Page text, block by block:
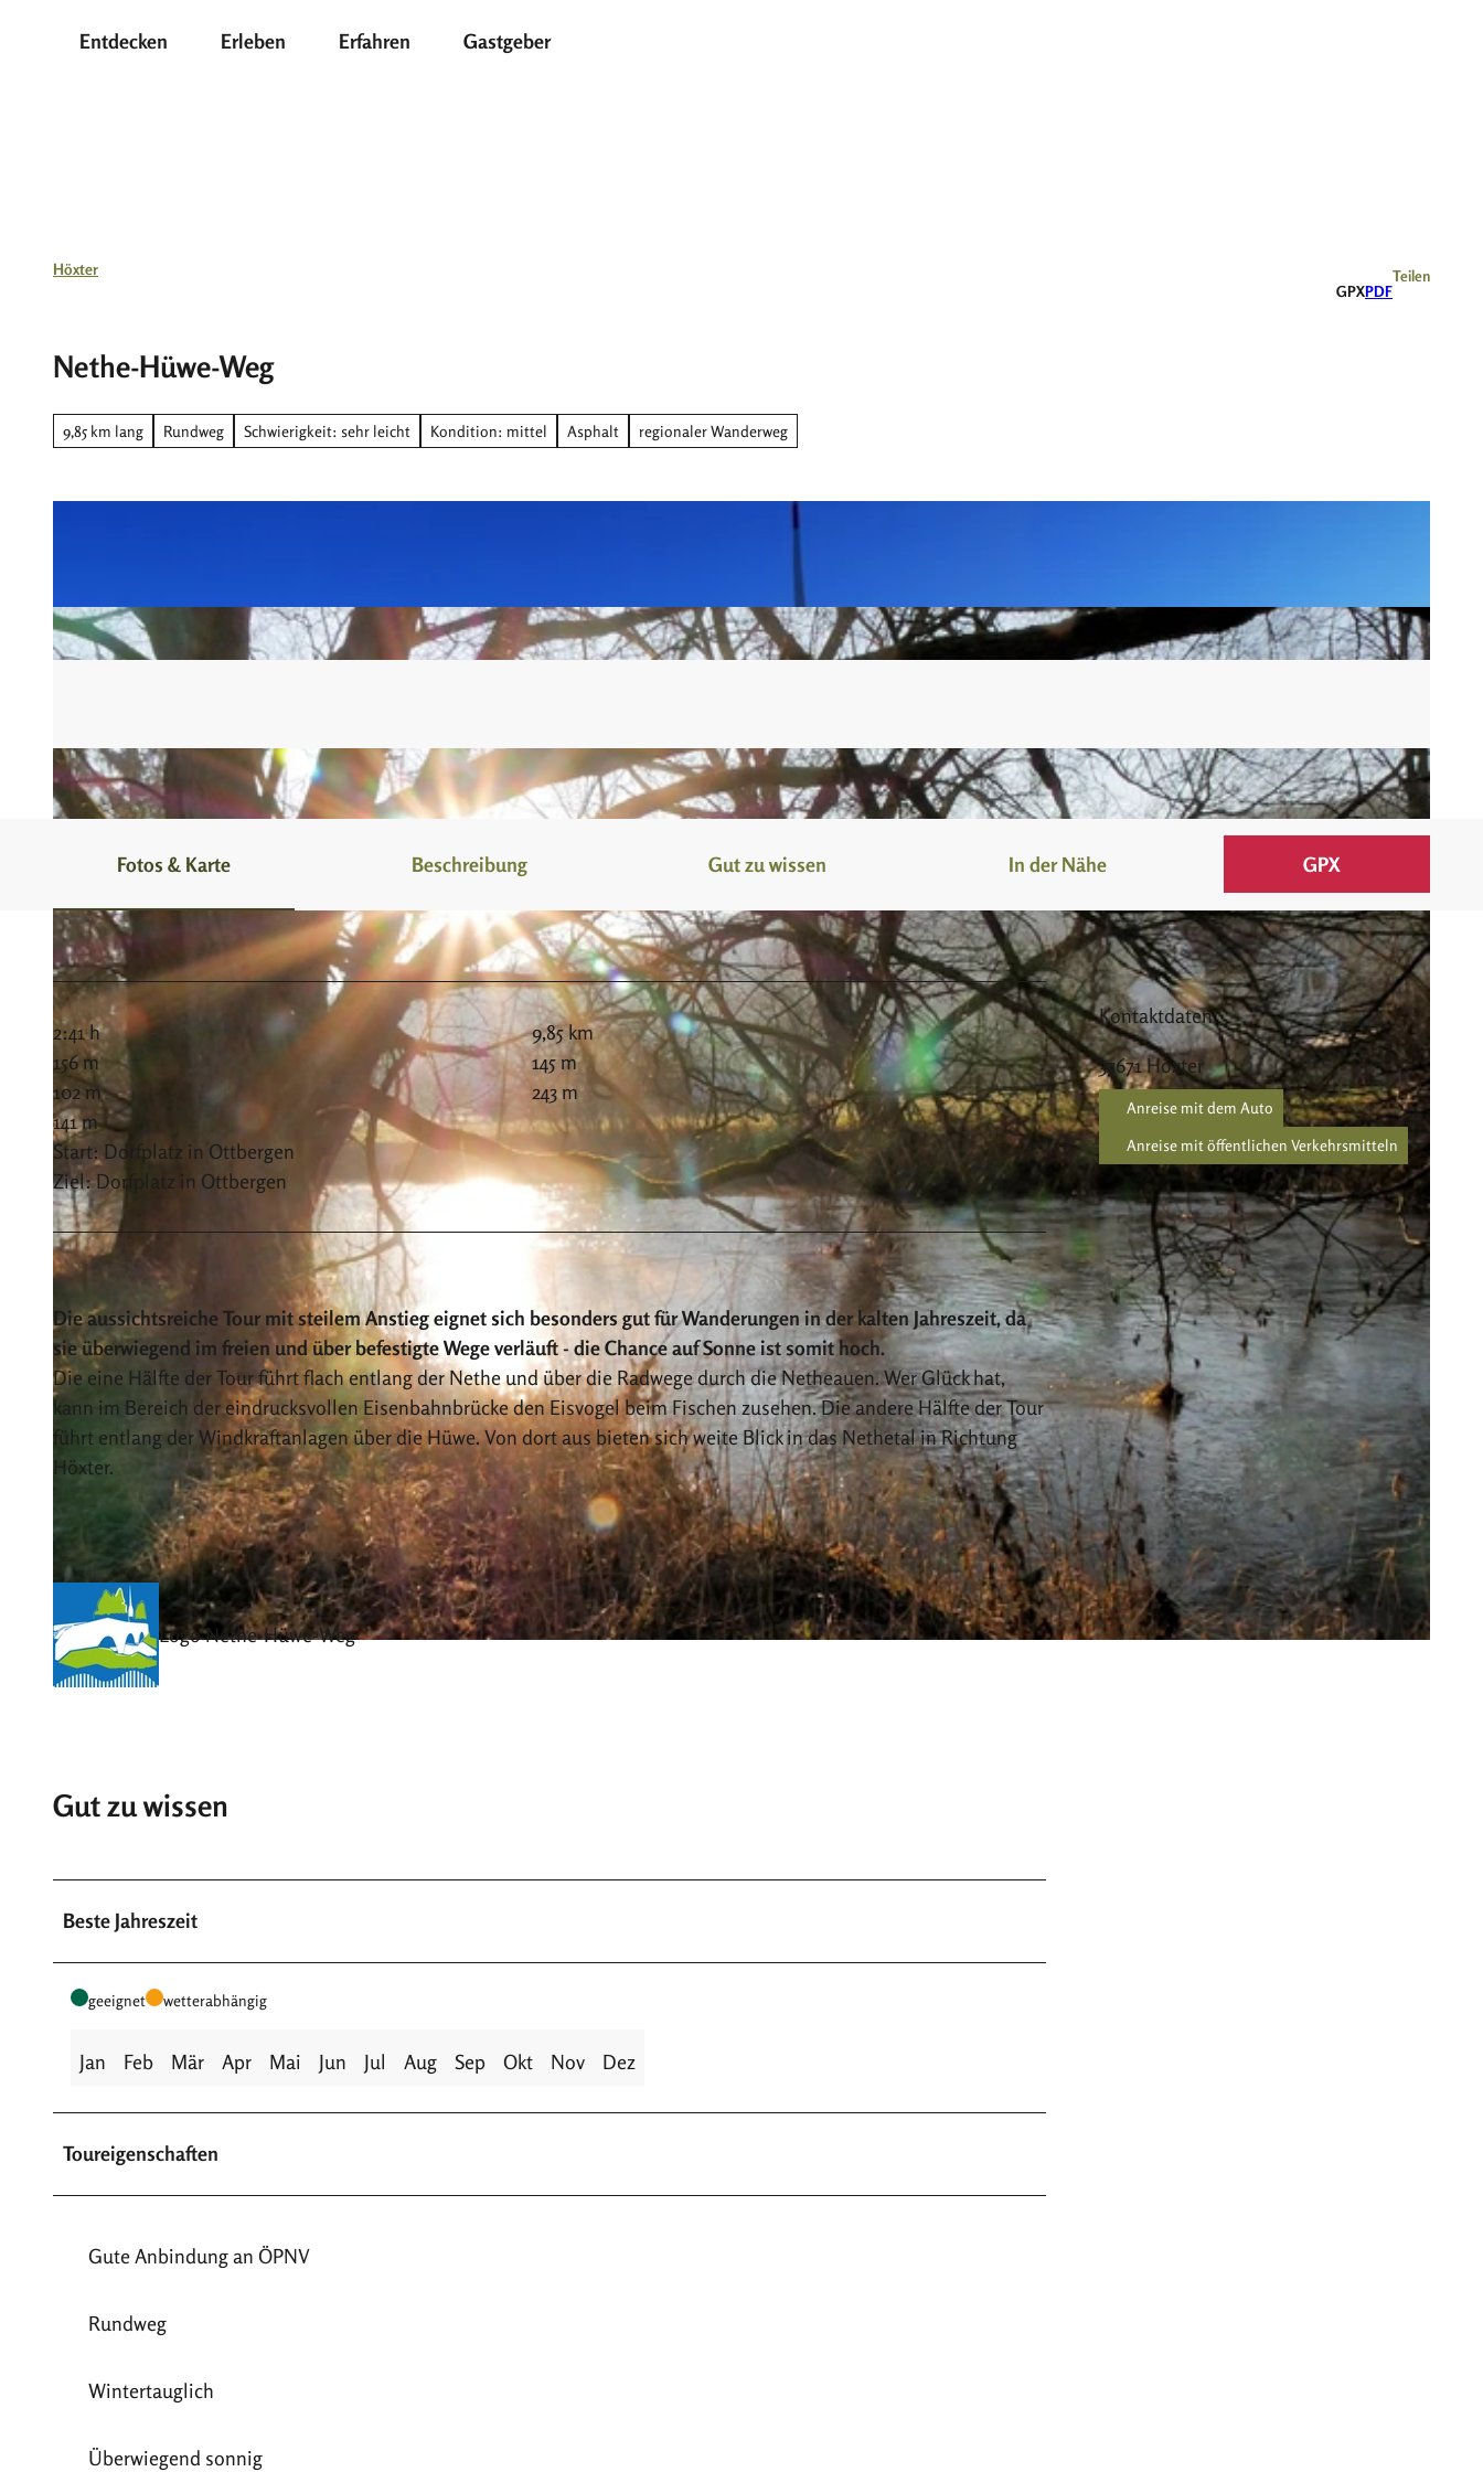
Entdecken Erleben Erfahren Gastgeber
Höxter
GPXPDF
Teilen
Nethe-Hüwe-Weg
9,85 km lang Rundweg Schwierigkeit: sehr leicht Kondition: mittel Asphalt regionaler Wanderweg
© Katja Krajewski, Kulturland Kreis Höxter, c/o GfW im Kreis Höxter mbH |CC-BY-SA
© Katja Krajewski, Kulturland Kreis Höxter, c/o GfW im Kreis Höxter mbH |
Fotos & Karte Beschreibung Gut zu wissen In der Nähe GPX
2:41 h
9,85 km
156 m
145 m
102 m
243 m
141 m
Start: Dorfplatz in Ottbergen
Ziel: Dorfplatz in Ottbergen
Die aussichtsreiche Tour mit steilem Anstieg eignet sich besonders gut für Wanderungen in der kalten Jahreszeit, da
sie überwiegend im freien und über befestigte Wege verläuft - die Chance auf Sonne ist somit hoch.
Die eine Hälfte der Tour führt flach entlang der Nethe und über die Radwege durch die Netheauen. Wer Glück hat,
kann im Bereich der eindrucksvollen Eisenbahnbrücke den Eisvogel beim Fischen zusehen. Die andere Hälfte der Tour
führt entlang der Windkraftanlagen über die Hüwe. Von dort aus bieten sich weite Blick in das Nethetal in Richtung
Höxter.
Logo Nethe-Hüwe-Weg
Gut zu wissen
Beste Jahreszeit
geeignet wetterabhängig
Jan Feb Mär Apr Mai Jun Jul Aug Sep Okt Nov Dez
Toureigenschaften
Gute Anbindung an ÖPNV
Rundweg
Wintertauglich
Überwiegend sonnig
Kontaktdaten
37671Höxter
Anreise mit dem Auto
Anreise mit öffentlichen Verkehrsmitteln